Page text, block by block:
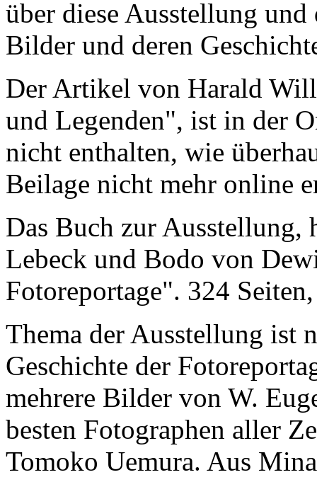
über diese Ausstellung
Bilder und deren
Der Artikel von Harald
und Legenden", ist in der
nicht enthalten, wie
Beilage nicht mehr online
Das Buch zur Ausstellung,
Lebeck und Bodo von
Fotoreportage". 324
Thema der Ausstellung ist
Geschichte der
mehrere Bilder von W.
besten Fotographen aller
Tomoko Uemura. Aus